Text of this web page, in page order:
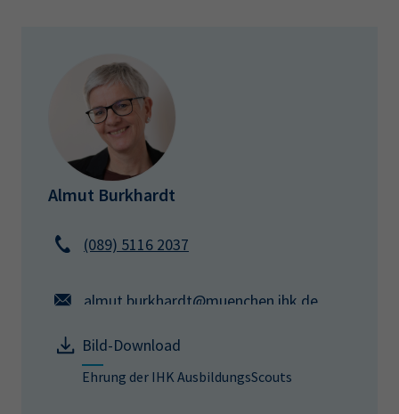
Almut Burkhardt
(089) 5116 2037
almut.burkhardt@muenchen.ihk.de
Bild-Download
Ehrung der IHK AusbildungsScouts